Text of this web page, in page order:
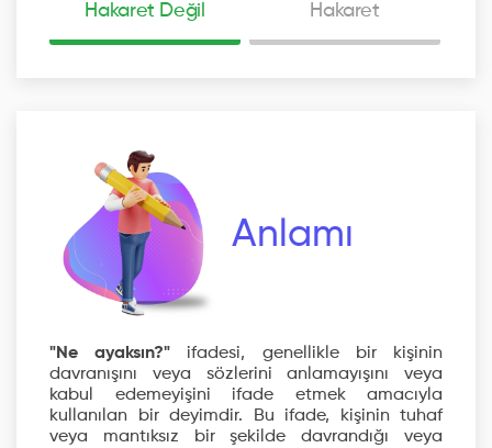
Hakaret Değil Hakaret
Anlamı
"Ne ayaksın?" ifadesi, genellikle bir kişinin
davranışını veya sözlerini anlamayışını veya
kabul edemeyişini ifade etmek amacıyla
kullanılan bir deyimdir. Bu ifade, kişinin tuhaf
veya mantıksız bir şekilde davrandığı veya